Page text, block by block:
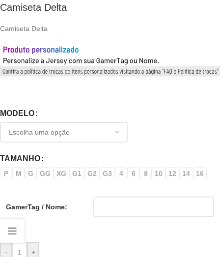
Camiseta Delta
Camiseta Delta
MODELO
TAMANHO
P M G GG XG G1 G2 G3 4 6 8 10 12 14 16
GamerTag / Nome:
- +